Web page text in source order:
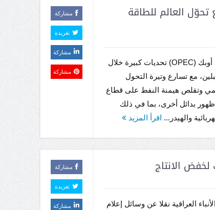
العالم للطاقة
تواجه منظمة أوبك (OPEC) تحديات كبيرة خلال
مع تسارع وتيرة التحول
وتقلص هيمنة النفط على قطاع
بدائل أخرى، بما في ذلك
والهيدر... اقرأ المزيد
مشاركة
تغريدة
مشاركة
مشاركة
الانتاج
العراقية نقلا عن وسائل إعلام
مشاركة
تغريدة
مشاركة